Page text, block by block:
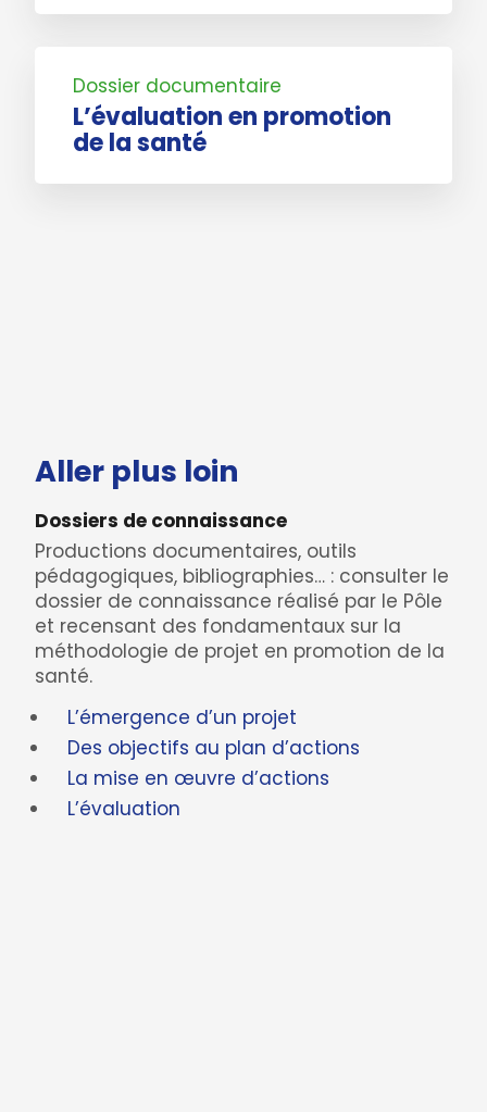
Dossier documentaire
L’évaluation en promotion
de la santé
Aller plus loin
Dossiers de connaissance
Productions documentaires, outils
pédagogiques, bibliographies… : consulter le
dossier de connaissance réalisé par le Pôle
et recensant des fondamentaux sur la
méthodologie de projet en promotion de la
santé.
L’émergence d’un projet
Des objectifs au plan d’actions
La mise en œuvre d’actions
L’évaluation